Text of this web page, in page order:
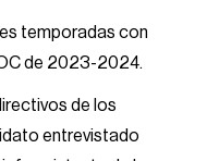
temporadas con
de 2023-2024.
de los
entrevistado